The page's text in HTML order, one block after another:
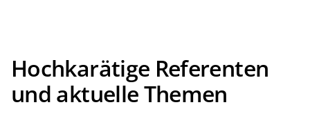
Hochkarätige Referenten
und aktuelle Themen